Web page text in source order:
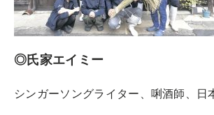
◎氏家エイミー
シンガーソングライター、唎酒師、日